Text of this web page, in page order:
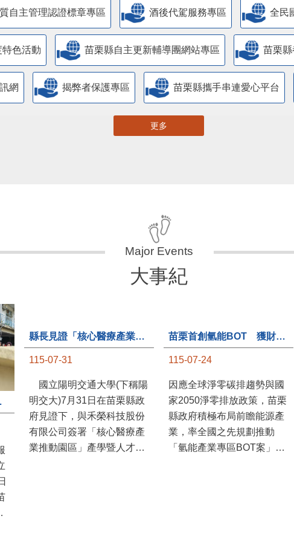
自主管理認證標章專區 酒後代駕服務專區 全民
色活動 苗栗縣自主更新輔導團網站專區 苗栗
網 揭弊者保護專區 苗栗縣攜手串連愛心平台
更多
大事紀
揭牌 縣長見證「核心醫療產業推動園區」產學合作簽約儀式
115-07-31
國立陽明交通大學(下稱陽
苗栗首創氫能BOT 獲財政部「突破之翼」肯定
115-07-24